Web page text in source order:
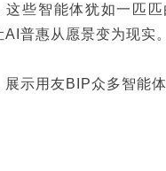
这些智能体犹如一匹
AI普惠从愿景变为现实
展示用友BIP众多智能